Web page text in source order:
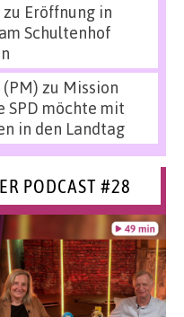
zu Eröffnung in
Schultenhof
(PM) zu Mission
SPD möchte mit
in den Landtag
PODCAST #28